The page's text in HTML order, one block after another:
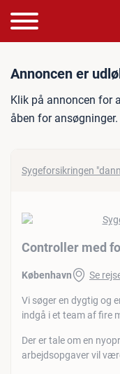
Annoncen er
Klik på annoncen for
åben for ansøgninger.
Sygeforsikringen
Controller med
København Se
Vi søger en dygtig og
indgå i et team af fire
Der er tale om en
arbejdsopgaver vil